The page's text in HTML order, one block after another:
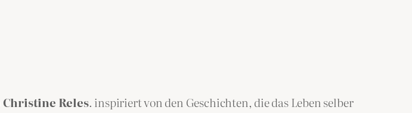
Christine Reles. inspiriert von den Geschichten, die das Leben selber